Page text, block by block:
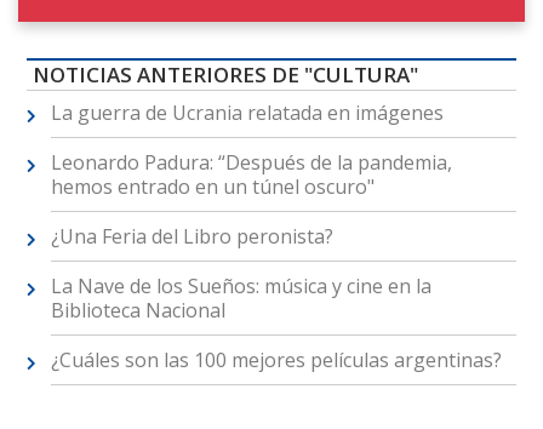
NOTICIAS ANTERIORES DE "CULTURA"
La guerra de Ucrania relatada en imágenes
Leonardo Padura: “Después de la pandemia,
hemos entrado en un túnel oscuro"
¿Una Feria del Libro peronista?
La Nave de los Sueños: música y cine en la
Biblioteca Nacional
¿Cuáles son las 100 mejores películas argentinas?